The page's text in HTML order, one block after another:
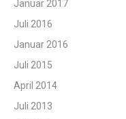
Januar 2017
Juli 2016
Januar 2016
Juli 2015
April 2014
Juli 2013